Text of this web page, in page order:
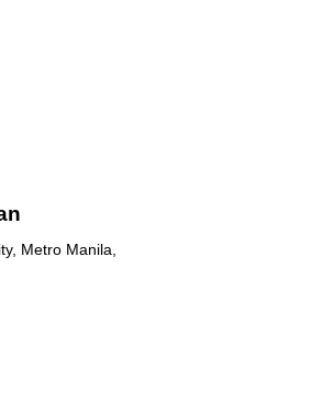
Metro Manila,